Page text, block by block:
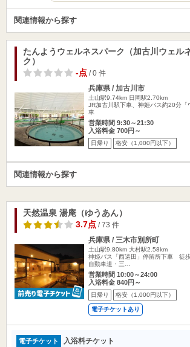
関連情報から探す
たんようウェルネスパーク（加古川ウェル
ク）
-点/ 0 件
兵庫県 / 加古川市
土山駅9.74km 日岡駅2.70km
JR加古川駅下車、神姫バス約20分「
車
営業時間 9:30～21:30
入浴料金 700円～
日帰り 格安（1,000円以下）
関連情報から探す
天然温泉 湯庵（ゆうあん）
3.7点/ 73 件
兵庫県 / 三木市別所町
土山駅9.80km 大村駅2.58km
神姫バス「西這田」停留所下車 徒
自動車道・三…
営業時間 10:00～24:00
入浴料金 840円～
日帰り 格安（1,000円以下）
電子チケットあり
電子チケット 入浴料チケット